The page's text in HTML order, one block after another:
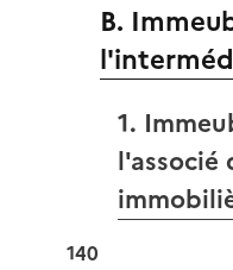
B.
1.
l'associé
140